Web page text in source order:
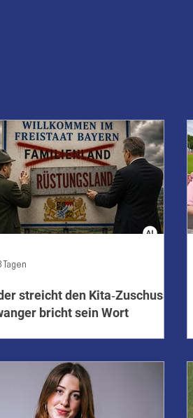
streicht den Kita‑Zuschuss –
bricht sein Wort
Tagen